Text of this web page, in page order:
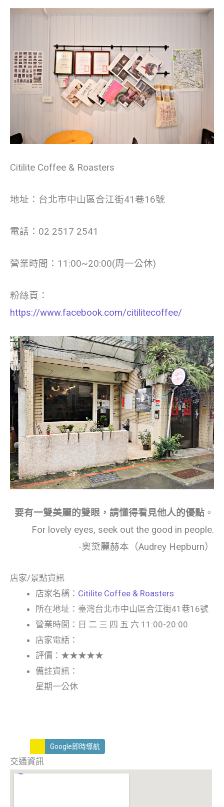
Citilite Coffee & Roasters
地址：台北市中山區合江街41巷16號
電話：02 2517 2541
營業時間：11:00~20:00(周一公休)
粉絲頁：
https://www.facebook.com/citilitecoffee/
要有一雙美麗的雙眼，請懂得看見他人的優點 。
For lovely eyes, seek out the good in people.
-奧黛麗赫本（Audrey Hepburn）
店家/景點資訊
店家名稱： Citilite Coffee & Roasters
所在地址：臺灣台北市中山區合江街41巷16號
營業時間：日 二 三 四 五 六 11:00-20:00
店家電話：
評價：★★★★★
備註資訊：
星期一公休
Google即時導航
交通資訊